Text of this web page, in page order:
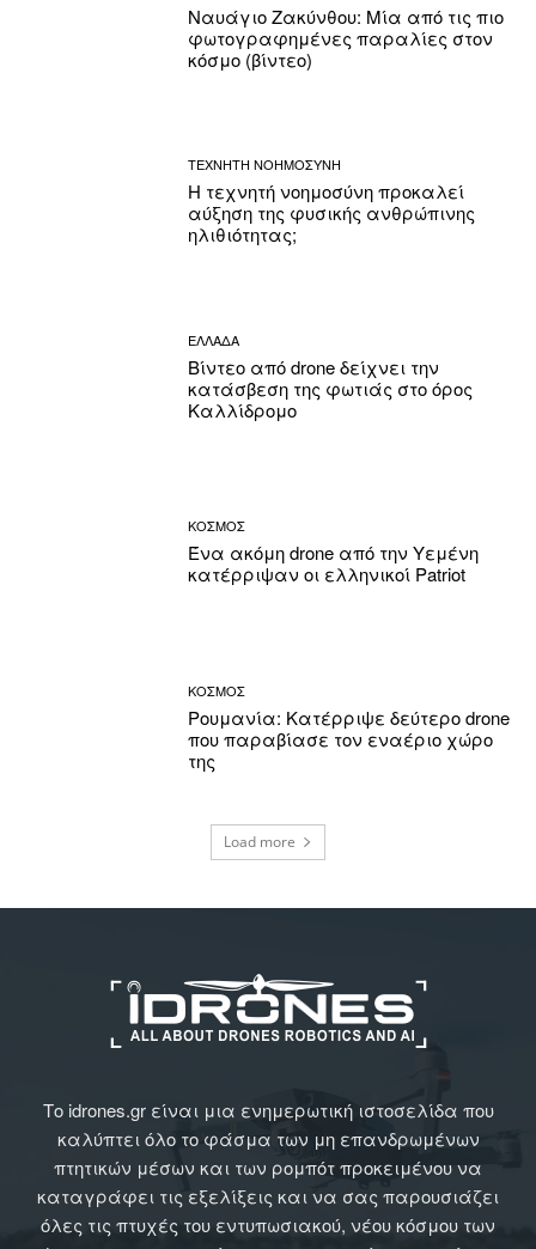
Ναυάγιο Ζακύνθου: Μία από τις πιο
φωτογραφημένες παραλίες στον
κόσμο (βίντεο)
ΤΕΧΝΗΤΗ ΝΟΗΜΟΣΥΝΗ
Η τεχνητή νοημοσύνη προκαλεί
αύξηση της φυσικής ανθρώπινης
ηλιθιότητας;
ΕΛΛΑΔΑ
Βίντεο από drone δείχνει την
κατάσβεση της φωτιάς στο όρος
Καλλίδρομο
ΚΟΣΜΟΣ
Ένα ακόμη drone από την Υεμένη
κατέρριψαν οι ελληνικοί Patriot
ΚΟΣΜΟΣ
Ρουμανία: Κατέρριψε δεύτερο drone
που παραβίασε τον εναέριο χώρο
της
Load more
Το idrones.gr είναι μια ενημερωτική ιστοσελίδα που
καλύπτει όλο το φάσμα των μη επανδρωμένων
πτητικών μέσων και των ρομπότ προκειμένου να
καταγράφει τις εξελίξεις και να σας παρουσιάζει
όλες τις πτυχές του εντυπωσιακού, νέου κόσμου των